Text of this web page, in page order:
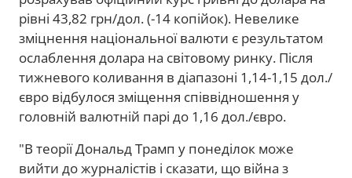
рівні 43,82 грн/дол. (-14 копійок). Невелике
зміцнення національної валюти є результатом
ослаблення долара на світовому ринку. Після
тижневого коливання в діапазоні 1,14-1,15 дол./
євро відбулося зміщення співвідношення у
головній валютній парі до 1,16 дол./євро.
"В теорії Дональд Трамп у понеділок може
вийти до журналістів і сказати, що війна з